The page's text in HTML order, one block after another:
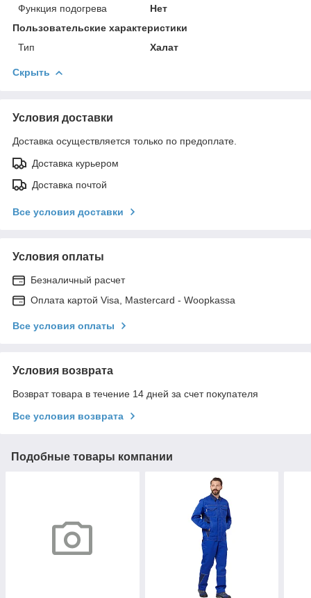
Функция подогрева
Нет
Пользовательские характеристики
Тип
Халат
Скрыть
Условия доставки
Доставка осуществляется только по предоплате.
Доставка курьером
Доставка почтой
Все условия доставки
Условия оплаты
Безналичный расчет
Оплата картой Visa, Mastercard - Woopkassa
Все условия оплаты
Условия возврата
Возврат товара в течение 14 дней за счет покупателя
Все условия возврата
Подобные товары компании